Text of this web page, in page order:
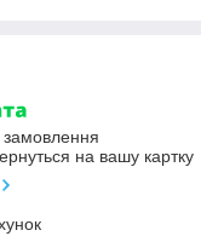
на вашу картку